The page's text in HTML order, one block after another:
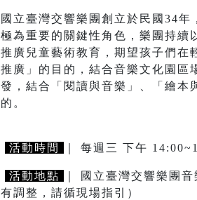
國立臺灣交響樂團創立於民國34
極為重要的關鍵性角色，樂團持續
推廣兒童藝術教育，期望孩子們在
推廣」的目的，結合音樂文化園
發，結合「閱讀與音樂」、「繪本
的。
活動時間 ｜ 每週三 下午
活動地點 ｜ 國立臺灣交響樂團
有調整，請循現場指引）